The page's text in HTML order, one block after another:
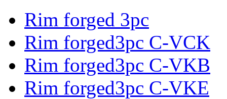
Rim forged 3pc
Rim forged3pc C-VCK
Rim forged3pc C-VKB
Rim forged3pc C-VKE